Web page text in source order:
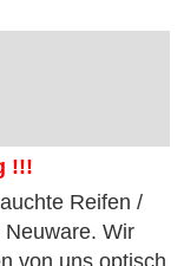
!!!
Reifen /
Wir